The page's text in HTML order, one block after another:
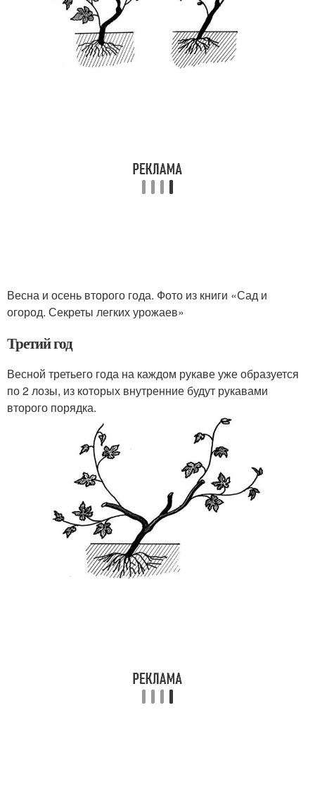
Весна и осень второго года. Фото из книги «Сад и
огород. Секреты легких урожаев»
Третий год
Весной третьего года на каждом рукаве уже образуется
по 2 лозы, из которых внутренние будут рукавами
второго порядка.